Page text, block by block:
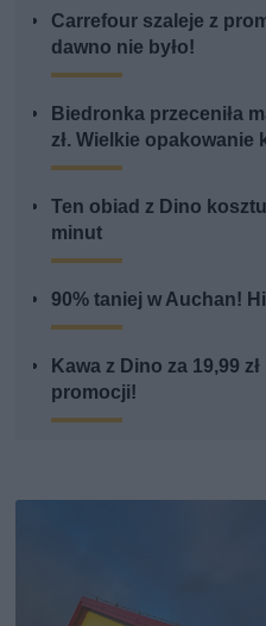
Carrefour szaleje z
dawno nie było!
Biedronka przeceniła
zł. Wielkie opakowanie
Ten obiad z Dino
minut
90% taniej w Auchan!
Kawa z Dino za 19,99
promocji!